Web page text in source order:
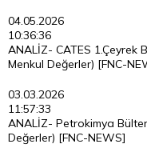
04.05.2026
10:36:36
ANALİZ- CATES 1.Çeyrek
Menkul Değerler) [FNC-
03.03.2026
11:57:33
ANALİZ- Petrokimya
Değerler) [FNC-NEWS]